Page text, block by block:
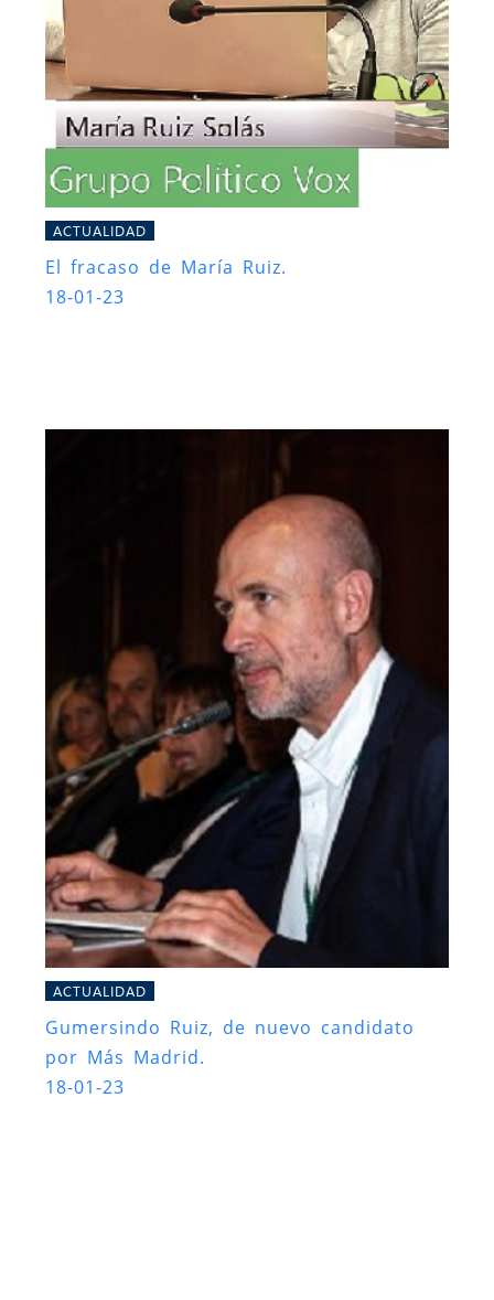
ACTUALIDAD
El fracaso de María Ruiz.
18-01-23
ACTUALIDAD
Gumersindo Ruiz, de nuevo candidato
por Más Madrid.
18-01-23